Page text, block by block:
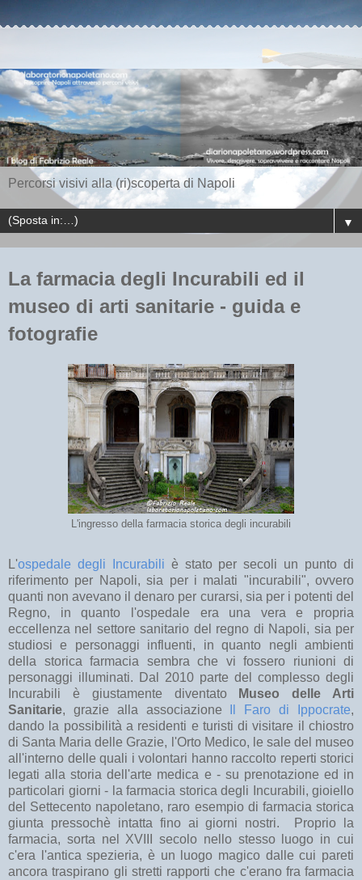
Percorsi visivi alla (ri)scoperta di Napoli
▼
La farmacia degli Incurabili ed il
museo di arti sanitarie - guida e
fotografie
L'ingresso della farmacia storica degli incurabili
L'ospedale degli Incurabili è stato per secoli un punto di
riferimento per Napoli, sia per i malati "incurabili", ovvero
quanti non avevano il denaro per curarsi, sia per i potenti del
Regno, in quanto l'ospedale era una vera e propria
eccellenza nel settore sanitario del regno di Napoli, sia per
studiosi e personaggi influenti, in quanto negli ambienti
della storica farmacia sembra che vi fossero riunioni di
personaggi illuminati. Dal 2010 parte del complesso degli
Incurabili è giustamente diventato
Museo delle Arti
Sanitarie, grazie alla associazione Il Faro di Ippocrate,
dando la possibilità a residenti e turisti di visitare il chiostro
di Santa Maria delle Grazie, l'Orto Medico, le sale del museo
all'interno delle quali i volontari hanno raccolto reperti storici
legati alla storia dell'arte medica e - su prenotazione ed in
particolari giorni - la farmacia storica degli Incurabili, gioiello
del Settecento napoletano, raro esempio di farmacia storica
giunta pressochè intatta fino ai giorni nostri. Proprio la
farmacia, sorta nel XVIII secolo nello stesso luogo in cui
c'era l'antica spezieria, è un luogo magico dalle cui pareti
ancora traspirano gli stretti rapporti che c'erano fra farmacia